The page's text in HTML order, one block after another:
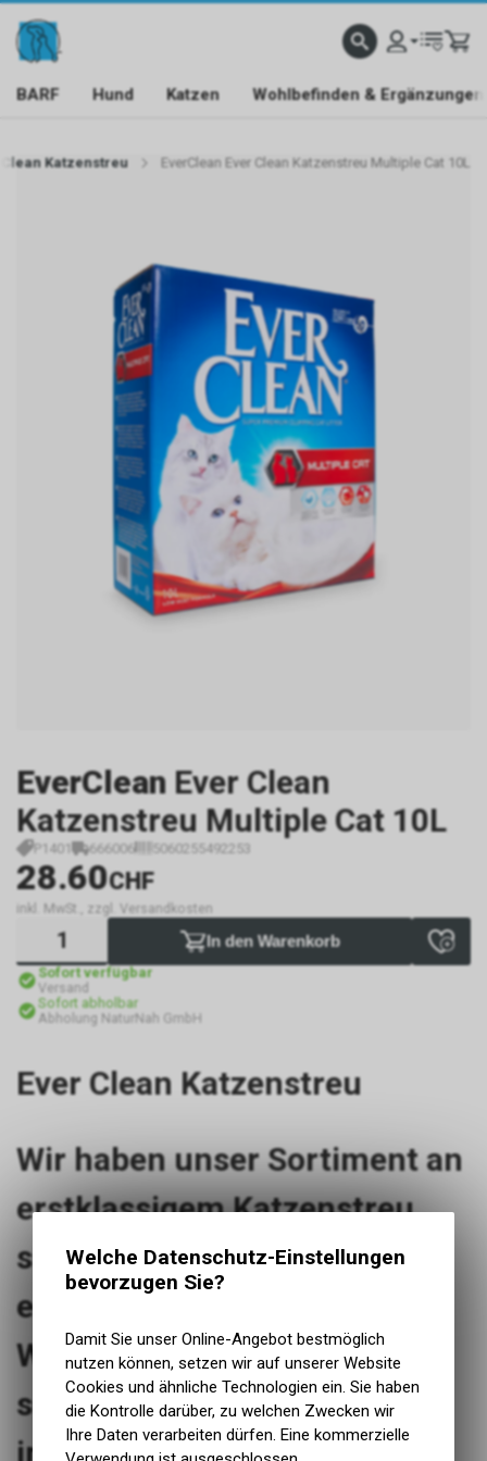
BARF Hund Katzen Wohlbefinden & Ergänzungen
Katzenstreu EverClean Ever Clean Katzenstreu Multiple Cat 10L
EverClean Ever Clean
Katzenstreu Multiple Cat 10L
P1401 666006 5060255492253
28.60CHF
inkl. MwSt., zzgl. Versandkosten
In den Warenkorb
Sofort verfügbar
Versand
Sofort abholbar
Abholung NaturNah GmbH
Ever Clean Katzenstreu
Wir haben unser Sortiment an
erstklassigem Katzenstreu
speziell zu dem Zweck
entwickelt, für das
Wohlbefinden Ihrer Katze zu
sorgen – egal welche
individuellen Bedürfnisse sie
Welche Datenschutz-Einstellungen
bevorzugen Sie?
Damit Sie unser Online-Angebot bestmöglich
nutzen können, setzen wir auf unserer Website
Cookies und ähnliche Technologien ein. Sie haben
die Kontrolle darüber, zu welchen Zwecken wir
Ihre Daten verarbeiten dürfen. Eine kommerzielle